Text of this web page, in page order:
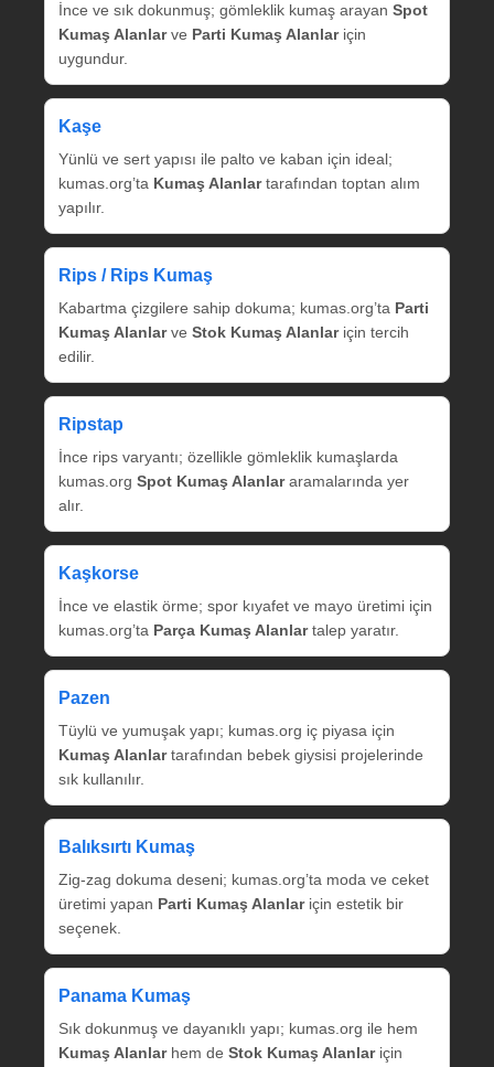
İnce ve sık dokunmuş; gömleklik kumaş arayan Spot
Kumaş Alanlarve Parti Kumaş Alanlariçin
uygundur.
Kaşe
Yünlü ve sert yapısı ile palto ve kaban için ideal;
kumas.org’ta Kumaş Alanlartarafından toptan alım
yapılır.
Rips / Rips Kumaş
Kabartma çizgilere sahip dokuma; kumas.org’ta Parti
Kumaş Alanlarve Stok Kumaş Alanlariçin tercih
edilir.
Ripstap
İnce rips varyantı; özellikle gömleklik kumaşlarda
kumas.org Spot Kumaş Alanlararamalarında yer
alır.
Kaşkorse
İnce ve elastik örme; spor kıyafet ve mayo üretimi için
kumas.org’ta Parça Kumaş Alanlartalep yaratır.
Pazen
Tüylü ve yumuşak yapı; kumas.org iç piyasa için
Kumaş Alanlartarafından bebek giysisi projelerinde
sık kullanılır.
Balıksırtı Kumaş
Zig‑zag dokuma deseni; kumas.org’ta moda ve ceket
üretimi yapan Parti Kumaş Alanlariçin estetik bir
seçenek.
Panama Kumaş
Sık dokunmuş ve dayanıklı yapı; kumas.org ile hem
Kumaş Alanlarhem de Stok Kumaş Alanlariçin